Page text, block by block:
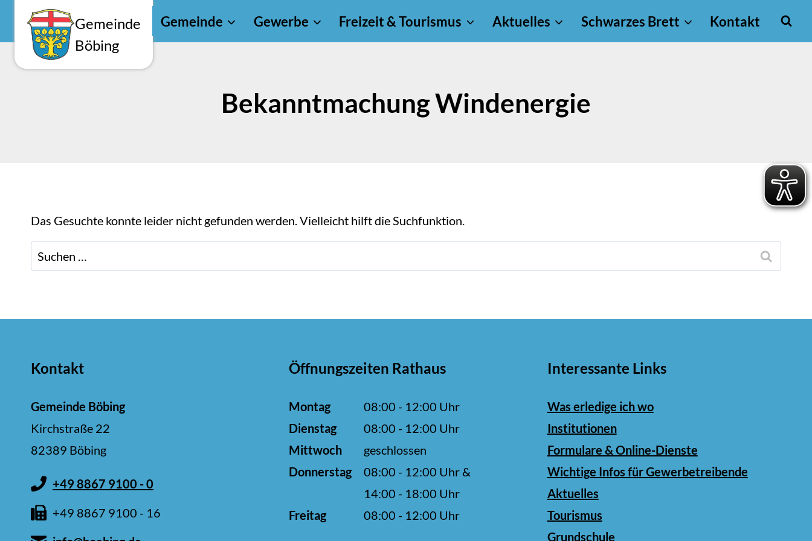
Inhalt
springen
Gemeinde
Böbing
Gemeinde Gewerbe Freizeit & Tourismus Aktuelles Schwarzes Brett Kontakt
Bekanntmachung Windenergie
Das Gesuchte konnte leider nicht gefunden werden. Vielleicht hilft die Suchfunktion.
Suchen
nach:
Kontakt
Gemeinde Böbing
Kirchstraße 22
82389 Böbing
+49 8867 9100 - 0
+49 8867 9100 - 16
Öffnungszeiten Rathaus
Montag
08:00 - 12:00 Uhr
Dienstag
08:00 - 12:00 Uhr
Mittwoch
geschlossen
Donnerstag
08:00 - 12:00 Uhr &
14:00 - 18:00 Uhr
Freitag
08:00 - 12:00 Uhr
Interessante Links
Was erledige ich wo
Institutionen
Formulare & Online-Dienste
Wichtige Infos für Gewerbetreibende
Aktuelles
Tourismus
Grundschule